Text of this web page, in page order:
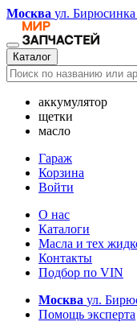
Москва ул. Бирюсинка
Каталог
аккумулятор
щетки
масло
Гараж
Корзина
Войти
О нас
Каталоги
Масла и тех
Контакты
Подбор по VIN
Москва ул.
Помощь эксперта